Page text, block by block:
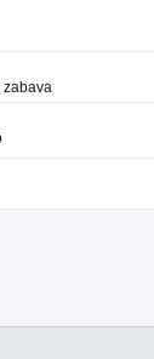
zabava